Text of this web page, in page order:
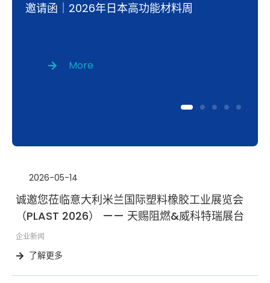
邀请函｜2026年日本高功能材料周
2026-05-14
诚邀您莅临意大利米兰国际塑料橡胶工业展览会
（PLAST 2026） —— 天赐阻燃&威科特瑞展台
企业新闻
了解更多